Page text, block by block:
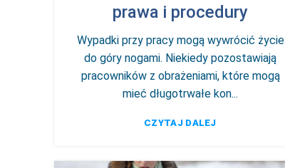
prawa i procedury
Wypadki przy pracy mogą wywrócić życie
do góry nogami. Niekiedy pozostawiają
pracowników z obrażeniami, które mogą
mieć długotrwałe kon...
CZYTAJ DALEJ